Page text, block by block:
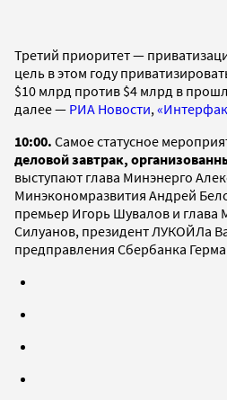
Третий приоритет —
цель в этом году
$10 млрд против $4 млрд в
далее — РИА Новости,
10:00. Самое статусное
деловой завтрак,
выступают глава Минэнерго
Минэкономразвития Андрей
премьер Игорь Шувалов и
Силуанов, президент ЛУКОЙЛа
предправления Сбербанка